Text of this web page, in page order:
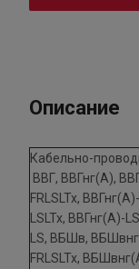
Описание
Кабельно-
ВВГ, ВВГнг(А),
FRLSLTx,
LSLTx,
LS, ВБШв,
FRLSLTx,